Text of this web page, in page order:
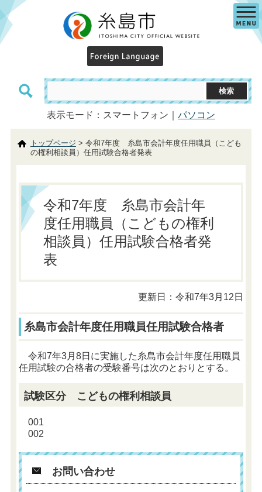
表示モード：スマートフォン｜ パソコン
トップページ > 令和7年度 糸島市会計年度任用職員（こども
の権利相談員）任用試験合格者発表
令和7年度 糸島市会計年
度任用職員（こどもの権利
相談員）任用試験合格者発
表
更新日：令和7年3月12日
糸島市会計年度任用職員任用試験合格者
令和7年3月8日に実施した糸島市会計年度任用職員
任用試験の合格者の受験番号は次のとおりとする。
試験区分 こどもの権利相談員
001
002
お問い合わせ